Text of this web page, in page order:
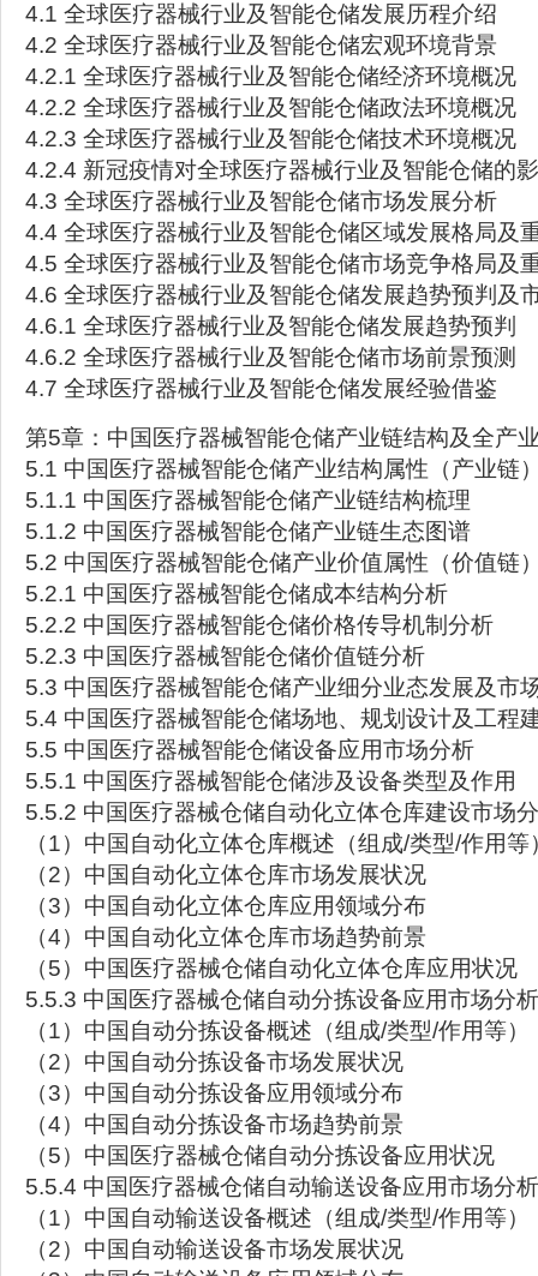
4.1 全球医疗器械行业及智能仓储发展历程介绍
4.2 全球医疗器械行业及智能仓储宏观环境背景
4.2.1 全球医疗器械行业及智能仓储经济环境概况
4.2.2 全球医疗器械行业及智能仓储政法环境概况
4.2.3 全球医疗器械行业及智能仓储技术环境概况
4.2.4 新冠疫情对全球医疗器械行业及智能仓储的
4.3 全球医疗器械行业及智能仓储市场发展分析
4.4 全球医疗器械行业及智能仓储区域发展格局及
4.5 全球医疗器械行业及智能仓储市场竞争格局及
4.6 全球医疗器械行业及智能仓储发展趋势预判及
4.6.1 全球医疗器械行业及智能仓储发展趋势预判
4.6.2 全球医疗器械行业及智能仓储市场前景预测
4.7 全球医疗器械行业及智能仓储发展经验借鉴
第5章：中国医疗器械智能仓储产业链结构及全产
5.1 中国医疗器械智能仓储产业结构属性（产业链
5.1.1 中国医疗器械智能仓储产业链结构梳理
5.1.2 中国医疗器械智能仓储产业链生态图谱
5.2 中国医疗器械智能仓储产业价值属性（价值链
5.2.1 中国医疗器械智能仓储成本结构分析
5.2.2 中国医疗器械智能仓储价格传导机制分析
5.2.3 中国医疗器械智能仓储价值链分析
5.3 中国医疗器械智能仓储产业细分业态发展及市
5.4 中国医疗器械智能仓储场地、规划设计及工程
5.5 中国医疗器械智能仓储设备应用市场分析
5.5.1 中国医疗器械智能仓储涉及设备类型及作用
5.5.2 中国医疗器械仓储自动化立体仓库建设市场
（1）中国自动化立体仓库概述（组成/类型/作用等
（2）中国自动化立体仓库市场发展状况
（3）中国自动化立体仓库应用领域分布
（4）中国自动化立体仓库市场趋势前景
（5）中国医疗器械仓储自动化立体仓库应用状况
5.5.3 中国医疗器械仓储自动分拣设备应用市场分析
（1）中国自动分拣设备概述（组成/类型/作用等）
（2）中国自动分拣设备市场发展状况
（3）中国自动分拣设备应用领域分布
（4）中国自动分拣设备市场趋势前景
（5）中国医疗器械仓储自动分拣设备应用状况
5.5.4 中国医疗器械仓储自动输送设备应用市场分析
（1）中国自动输送设备概述（组成/类型/作用等）
（2）中国自动输送设备市场发展状况